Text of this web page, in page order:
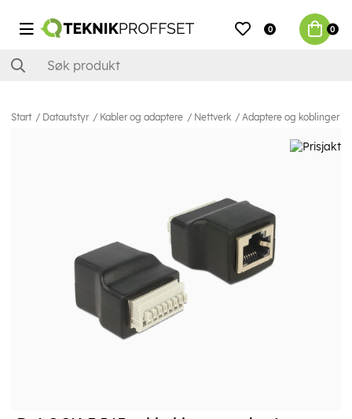
0 0
Start Datautstyr Kabler og adaptere Nettverk Adaptere og koblinger